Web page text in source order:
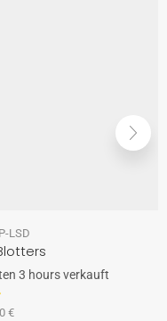
LSD
3 hours verkauft
€